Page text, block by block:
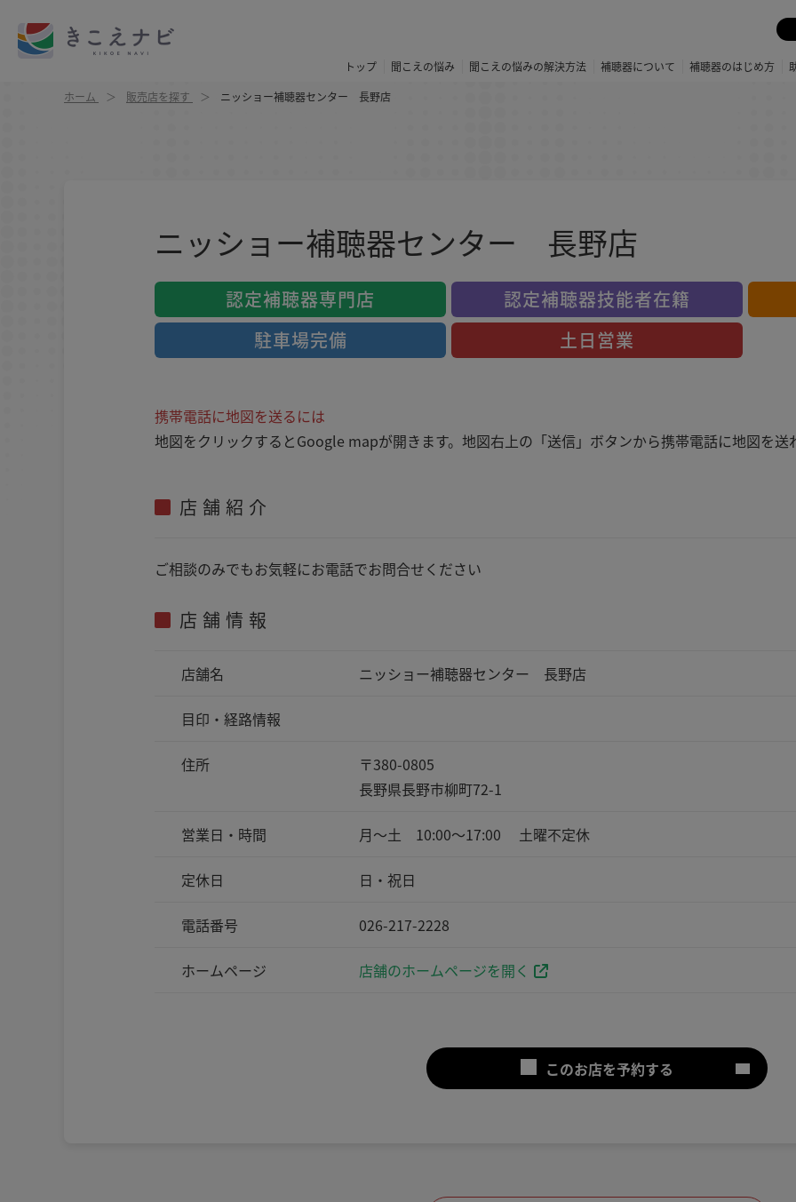
トップ 聞こえの悩み 聞こえの悩みの解決方法 補聴器について 補聴器のはじめ方
ホーム
販売店を探す ニッショー補聴器センター 長野店
ニッショー補聴器センター 長野店
認定補聴器専門店
認定補聴器技能者在籍
駐車場完備
土日営業
携帯電話に地図を送るには
地図をクリックするとGoogle mapが開きます。地図右上の「送信」ボタンから携帯電話に地図を送
店舗紹介
ご相談のみでもお気軽にお電話でお問合せください
店舗情報
店舗名 ニッショー補聴器センター 長野店
目印・ 経路情報
住所
〒380-0805
長野県長野市柳町72-1
営業日・時間 月～土 10:00～17:00 土曜不定休
定休日 日・祝日
電話番号 026-217-2228
ホームページ 店舗のホームページを開く
このお店を予約する